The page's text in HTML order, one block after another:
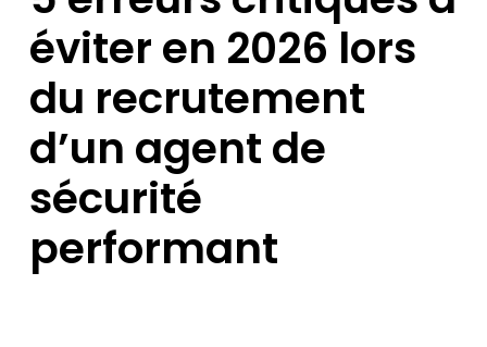
éviter en 2026 lors
du recrutement
d’un agent de
sécurité
performant